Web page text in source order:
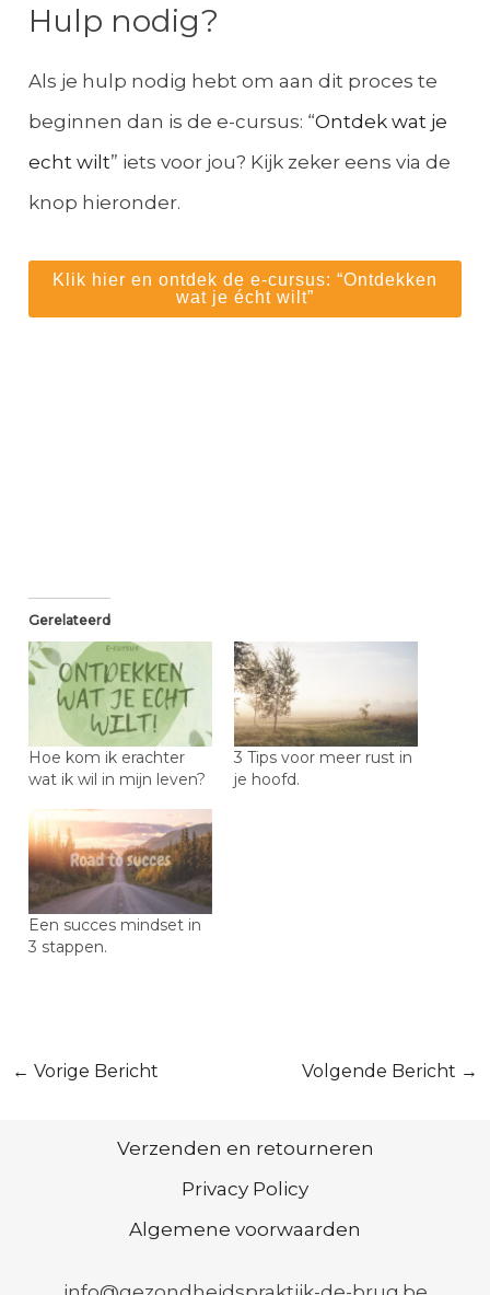
Hulp nodig?
Als je hulp nodig hebt om aan dit proces te
beginnen dan is de e-cursus: “Ontdek wat je
echt wilt” iets voor jou? Kijk zeker eens via de
knop hieronder.
Klik hier en ontdek de e-cursus: “Ontdekken
wat je écht wilt”
Gerelateerd
Hoe kom ik erachter
wat ik wil in mijn leven?
3 Tips voor meer rust in
je hoofd.
Een succes mindset in
3 stappen.
Bericht
← Vorige Bericht Volgende Bericht →
Verzenden en retourneren
Privacy Policy
Algemene voorwaarden